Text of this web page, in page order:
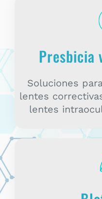
Presbicia
Soluciones
lentes
lentes